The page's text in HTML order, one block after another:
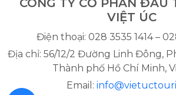
VIỆT ÚC
Điện thoại: 028 3535 1414 –
Địa chỉ: 56/12/2 Đường Linh Đông,
Thành phố Hồ Chí Minh,
Email: